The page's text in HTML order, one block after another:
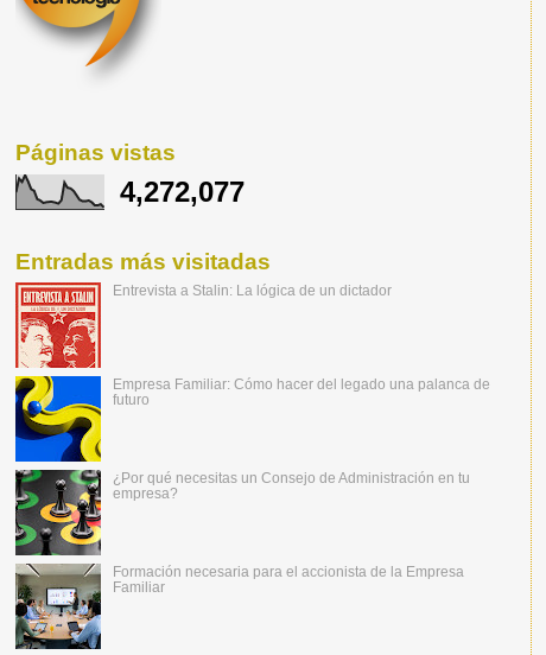
Páginas vistas
4,272,077
Entradas más visitadas
Entrevista a Stalin: La lógica de un dictador
Empresa Familiar: Cómo hacer del legado una palanca de
futuro
¿Por qué necesitas un Consejo de Administración en tu
empresa?
Formación necesaria para el accionista de la Empresa
Familiar